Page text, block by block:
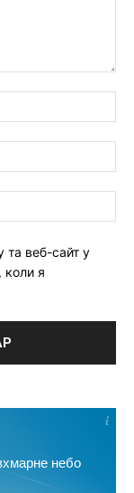
та веб-сайт у
коли я
небо